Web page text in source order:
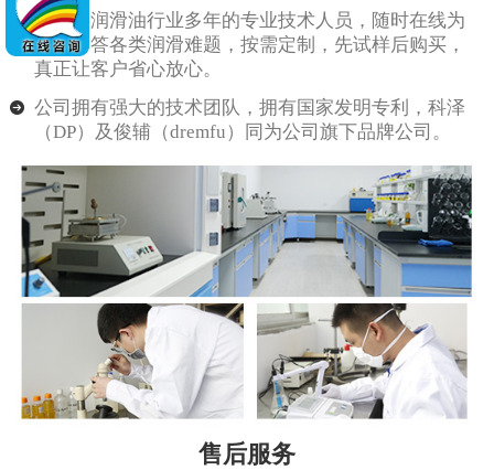
由从事润滑油行业多年的专业技术人员，随时在线为
客户解答各类润滑难题，按需定制，先试样后购买，
真正让客户省心放心。
公司拥有强大的技术团队，拥有国家发明专利，科泽
（DP）及俊辅（dremfu）同为公司旗下品牌公司。
售后服务